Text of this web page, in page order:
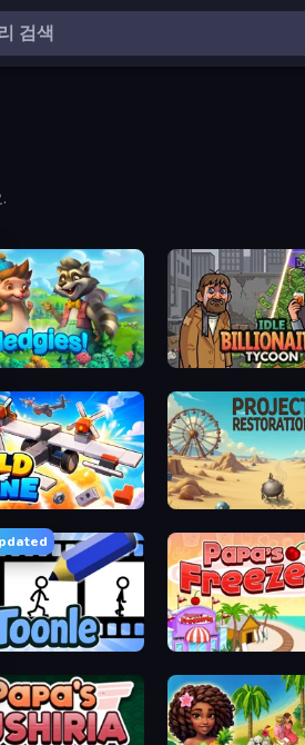
Idle Billionaire
Project Restoration
Papa's Freezeria